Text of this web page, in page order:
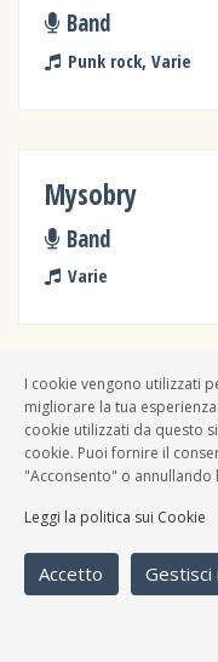
Band
Punk rock, Varie
Mysobry
Band
Varie
Cosmic Bros
Band
Revival, Pop
I cookie vengono utilizzati
migliorare la tua
cookie utilizzati da questo
cookie. Puoi fornire il
"Acconsento" o
Leggi la politica sui Cookie
Accetto Gestisci